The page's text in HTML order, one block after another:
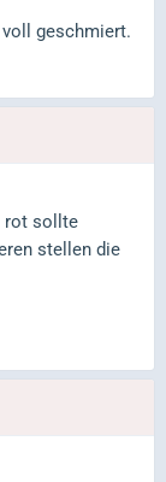
geschmiert.
rot sollte
stellen die